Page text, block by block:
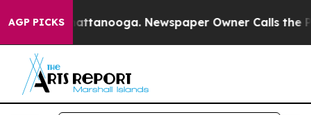
AGP PICKS
in Chattanooga. Newspaper Owner Calls the